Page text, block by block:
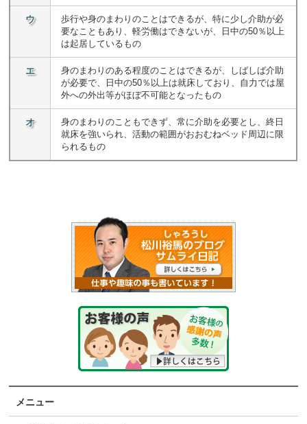
ウ
歩行や身のまわりのことはできるが、特に少し介助が必
要なこともあり、軽労働はできないが、日中の50％以上
は起居しているもの
エ
身のまわりのある程度のことはできるが、しばしば介助
が必要で、日中の50％以上は就床しており、自力では屋
外への外出等がほぼ不可能となったもの
オ
身のまわりのこともできず、常に介助を必要とし、終日
就床を強いられ、活動の範囲がおおむねベッド周辺に限
られるもの
メニュー